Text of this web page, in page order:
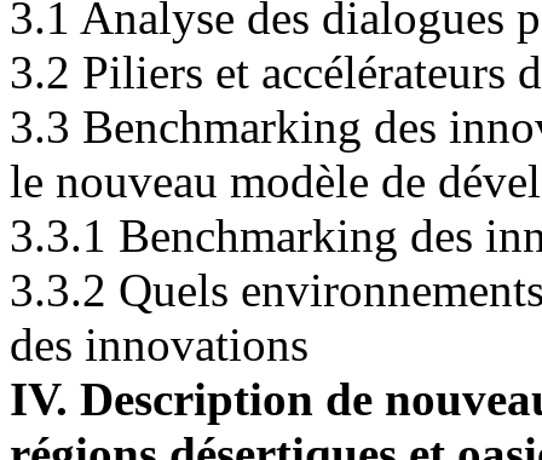
3.1 Analyse des dialogues
3.2 Piliers et accélérateurs
3.3 Benchmarking des
le nouveau modèle de
3.3.1 Benchmarking des
3.3.2 Quels
des innovations
IV. Description de